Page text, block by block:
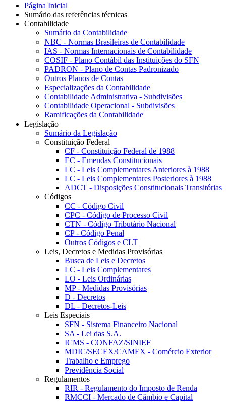
Página Inicial
Sumário das referências técnicas
Contabilidade
Sumário da Contabilidade
NBC - Normas Brasileiras de Contabilidade
IAS - Normas Internacionais de Contabilidade
COSIF - Plano Contábil das Instituições do SFN
PADRON - Plano de Contas Padronizado
Outros Planos de Contas
Especializações da Contabilidade
Contabilidade Administrativa - Subdivisões
Contabilidade Operacional - Subdivisões
Ramificações da Contabilidade
Legislação
Sumário da Legislação
Constituição Federal
CF - Constituição Federal de 1988
EC - Emendas Constitucionais
LC - Leis Complementares Anteriores à 1988
LC - Leis Complementares Posteriores à 1988
ADCT - Disposições Constitucionais Transitórias
Códigos
CC - Código Civil
CPC - Código de Processo Civil
CTN - Código Tributário Nacional
CP - Código Penal
Outros Códigos e CLT
Leis, Decretos e Medidas Provisórias
Busca de Leis e Decretos
LC - Leis Complementares
LO - Leis Ordinárias
MP - Medidas Provisórias
D - Decretos
DL - Decretos-Leis
Leis Especiais
SFN - Sistema Financeiro Nacional
SA - Lei das S.A.
ICMS - CONFAZ/SINIEF
MDIC/SECEX/CAMEX - Comércio Exterior
Trabalho e Emprego
Previdência Social
Regulamentos
RIR - Regulamento do Imposto de Renda
RMCCI - Mercado de Câmbio e Capital